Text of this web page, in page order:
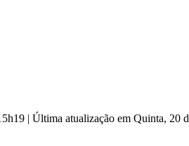
| Última atualização em Quinta, 20